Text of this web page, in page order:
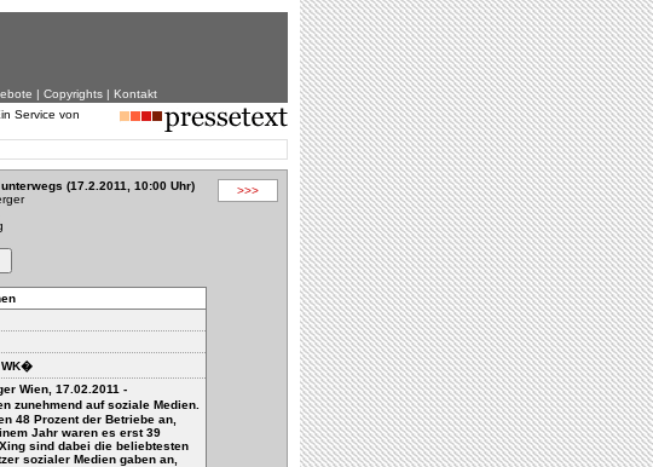
| Copyrights | Kontakt
Service von
(17.2.2011, 10:00 Uhr)
>>>
Wien, 17.02.2011 -
zunehmend auf soziale Medien.
48 Prozent der Betriebe an,
Jahr waren es erst 39
sind dabei die beliebtesten
sozialer Medien gaben an,